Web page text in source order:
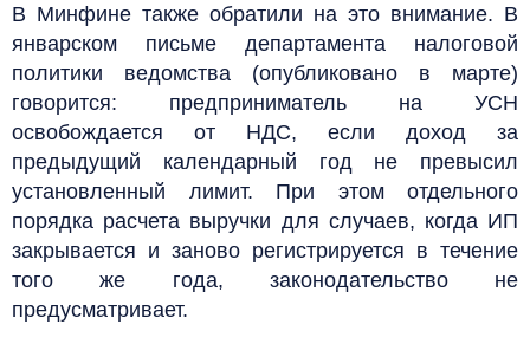
В Минфине также обратили на это внимание. В
январском письме департамента налоговой
политики ведомства (опубликовано в марте)
говорится: предприниматель на УСН
освобождается от НДС, если доход за
предыдущий календарный год не превысил
установленный лимит. При этом отдельного
порядка расчета выручки для случаев, когда ИП
закрывается и заново регистрируется в течение
того же года, законодательство не
предусматривает.